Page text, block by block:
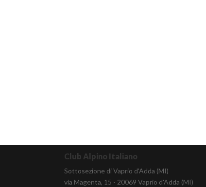
Club Alpino Italiano
Sottosezione di Vaprio d'Adda (MI)
via Magenta, 15 - 20069 Vaprio d'Adda (MI)